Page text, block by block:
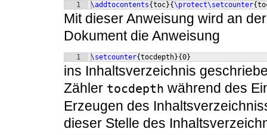
1 \addtocontents{toc}{\protect\setcounter{
Mit dieser Anweisung wird an
Dokument die Anweisung
1 \setcounter{tocdepth}{0}
ins Inhaltsverzeichnis
Zähler tocdepth während des
Erzeugen des
dieser Stelle des